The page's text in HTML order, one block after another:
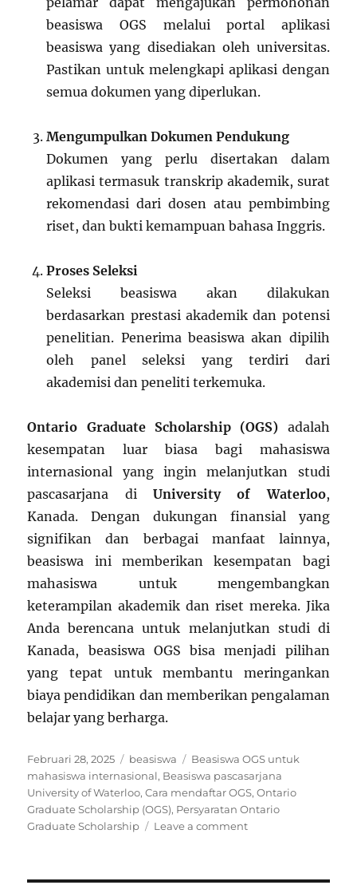
beasiswa OGS melalui portal aplikasi
beasiswa yang disediakan oleh universitas.
Pastikan untuk melengkapi aplikasi dengan
semua dokumen yang diperlukan.
Mengumpulkan Dokumen Pendukung
Dokumen yang perlu disertakan dalam
aplikasi termasuk transkrip akademik, surat
rekomendasi dari dosen atau pembimbing
riset, dan bukti kemampuan bahasa Inggris.
Proses Seleksi
Seleksi beasiswa akan dilakukan
berdasarkan prestasi akademik dan potensi
penelitian. Penerima beasiswa akan dipilih
oleh panel seleksi yang terdiri dari
akademisi dan peneliti terkemuka.
Ontario Graduate Scholarship (OGS) adalah
kesempatan luar biasa bagi mahasiswa
internasional yang ingin melanjutkan studi
pascasarjana di University of Waterloo,
Kanada. Dengan dukungan finansial yang
signifikan dan berbagai manfaat lainnya,
beasiswa ini memberikan kesempatan bagi
mahasiswa untuk mengembangkan
keterampilan akademik dan riset mereka. Jika
Anda berencana untuk melanjutkan studi di
Kanada, beasiswa OGS bisa menjadi pilihan
yang tepat untuk membantu meringankan
biaya pendidikan dan memberikan pengalaman
belajar yang berharga.
Posted
on
Februari 28, 2025 Categories
beasiswa Tags
Beasiswa OGS untuk
mahasiswa internasional, Beasiswa pascasarjana
University of Waterloo,Cara mendaftar OGS,Ontario
Graduate Scholarship (OGS), Persyaratan Ontario
Graduate Scholarship
Leave a commenton